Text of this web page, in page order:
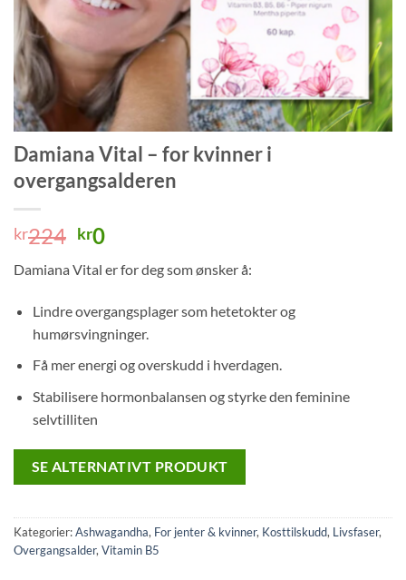
Damiana Vital – for kvinner i
overgangsalderen
kr224 Opprinnelig
var:
kr0Nåværende
er:
Damiana Vital er for deg som ønsker å:
Lindre overgangsplager som hetetokter og
humørsvingninger.
Få mer energi og overskudd i hverdagen.
Stabilisere hormonbalansen og styrke den feminine
selvtilliten
SE ALTERNATIVT PRODUKT
Kategorier:Ashwagandha, For jenter & kvinner, Kosttilskudd, Livsfaser,
Overgangsalder, Vitamin B5